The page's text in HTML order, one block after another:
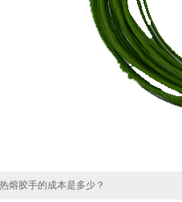
热熔胶手的成本是多少？